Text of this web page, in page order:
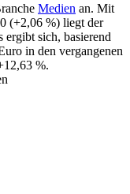
Medien an. Mit
(+2,06 %) liegt der
sich, basierend
in den vergangenen
%.